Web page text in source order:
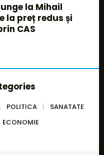
la Mihail
la preț redus și
CAS
POLITICA
SANATATE
ECONOMIE